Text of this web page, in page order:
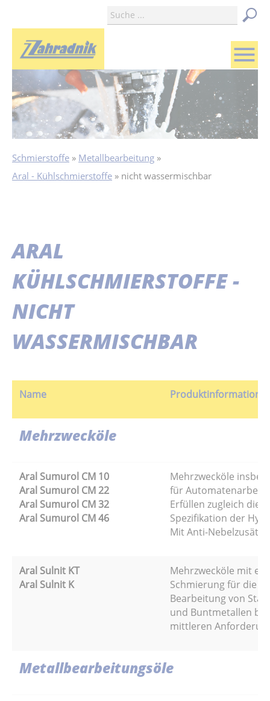
menu
Schmierstoffe
Metallbearbeitung
Aral - Kühlschmierstoffe
nicht wassermischbar
ARAL
KÜHLSCHMIERSTOFFE -
NICHT
WASSERMISCHBAR
Name Produktinformation
Mehrzwecköle
Aral Sumurol CM 10
Aral Sumurol CM 22
Aral Sumurol CM 32
Aral Sumurol CM 46
Mehrzwecköle
für
Erfüllen zugleich die
Spezifikation der
Mit Anti-
Aral Sulnit KT
Aral Sulnit K
Mehrzwecköle mit
Schmierung für die
Bearbeitung von
und Buntmetallen bis
mittleren
Metallbearbeitungsöle